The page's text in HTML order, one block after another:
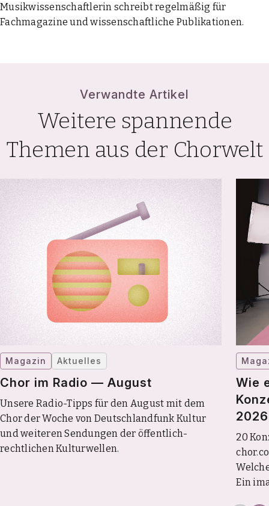
Musikwissenschaftlerin schreibt regelmäßig für
Fachmagazine und wissenschaftliche Publikationen.
Verwandte Artikel
Weitere spannende
Themen aus der Chorwelt
Magazin Aktuelles
Chor im Radio — August
Unsere Radio-Tipps für den August mit dem
Chor der Woche von Deutschlandfunk Kultur
und weiteren Sendungen der öffentlich-
rechtlichen Kulturwellen.
Wie
2026
20
Ein